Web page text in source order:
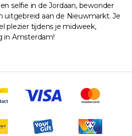
selfie in de Jordaan, bewonder
uitgebreid aan de Nieuwmarkt. Je
plezier tijdens je midweek,
in Amsterdam!